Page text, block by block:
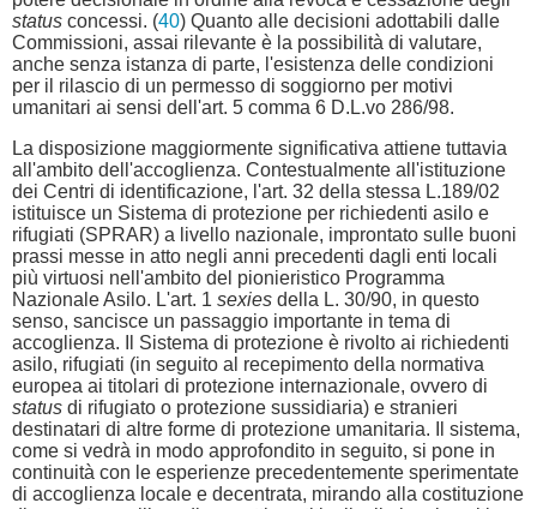
status concessi. (40) Quanto alle decisioni adottabili dalle
Commissioni, assai rilevante è la possibilità di valutare,
anche senza istanza di parte, l'esistenza delle condizioni
per il rilascio di un permesso di soggiorno per motivi
umanitari ai sensi dell'art. 5 comma 6 D.L.vo 286/98.
La disposizione maggiormente significativa attiene tuttavia
all'ambito dell'accoglienza. Contestualmente all'istituzione
dei Centri di identificazione, l'art. 32 della stessa L.189/02
istituisce un Sistema di protezione per richiedenti asilo e
rifugiati (SPRAR) a livello nazionale, improntato sulle buoni
prassi messe in atto negli anni precedenti dagli enti locali
più virtuosi nell'ambito del pionieristico Programma
Nazionale Asilo. L'art. 1 sexies della L. 30/90, in questo
senso, sancisce un passaggio importante in tema di
accoglienza. Il Sistema di protezione è rivolto ai richiedenti
asilo, rifugiati (in seguito al recepimento della normativa
europea ai titolari di protezione internazionale, ovvero di
status di rifugiato o protezione sussidiaria) e stranieri
destinatari di altre forme di protezione umanitaria. Il sistema,
come si vedrà in modo approfondito in seguito, si pone in
continuità con le esperienze precedentemente sperimentate
di accoglienza locale e decentrata, mirando alla costituzione